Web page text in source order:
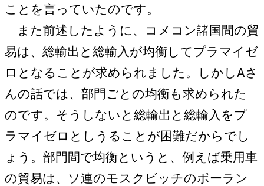
ことを言っていたのです。
また前述したように、コメコン諸国間の貿
易は、総輸出と総輸入が均衡してプラマイゼ
ロとなることが求められました。しかしAさ
んの話では、部門ごとの均衡も求められた
のです。そうしないと総輸出と総輸入をプ
ラマイゼロとしうることが困難だからでし
ょう。部門間で均衡というと、例えば乗用車
の貿易は、ソ連のモスクビッチのポーラン